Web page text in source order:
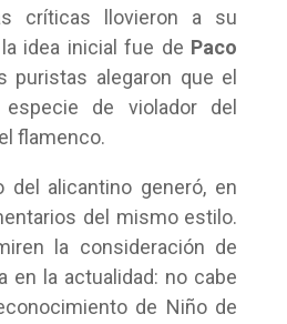
críticas llovieron a su
idea inicial fue de Paco
puristas alegaron que el
de violador del
flamenco.
del alicantino generó, en
del mismo estilo.
la consideración de
en la actualidad: no cabe
de Niño de